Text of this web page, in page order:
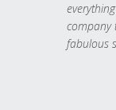
company
fabulous